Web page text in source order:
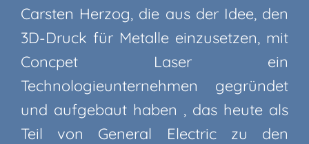
Carsten Herzog, die aus der Idee, den
3D-Druck für Metalle einzusetzen, mit
Concpet Laser ein
Technologieunternehmen gegründet
und aufgebaut haben , das heute als
Teil von General Electric zu den